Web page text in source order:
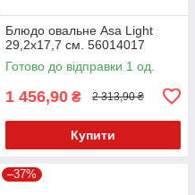
Блюдо овальне Asa Light
29,2x17,7 см. 56014017
Готово до відправки 1 од.
1 456,90 ₴ 2 313,90 ₴
Купити
–37%